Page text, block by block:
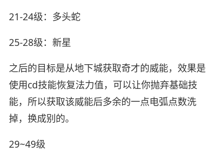
21-24级：多头蛇
25-28级：新星
之后的目标是从地下城获取奇才的威能，效果是
使用cd技能恢复法力值，可以让你抛弃基础技
能，所以获取该威能后多余的一点电弧点数洗
掉，换成别的。
29~49级